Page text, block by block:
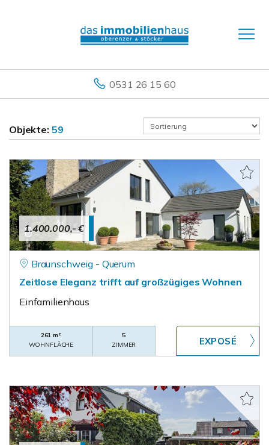
0531 26 15 60
Objekte: 59
1.400.000,- €
Braunschweig - Querum
Zeitlose Eleganz trifft auf großzügiges Wohnen
Einfamilienhaus
261 m²
WOHNFLÄCHE
5
ZIMMER